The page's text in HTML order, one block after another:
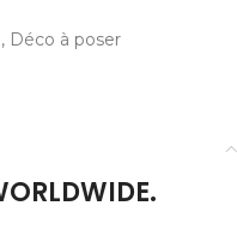
, Déco à poser